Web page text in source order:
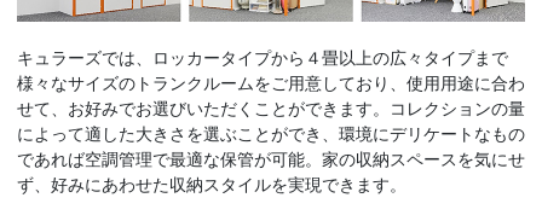
キュラーズでは、ロッカータイプから４畳以上の広々タイプまで
様々なサイズのトランクルームをご用意しており、使用用途に合わ
せて、お好みでお選びいただくことができます。コレクションの量
によって適した大きさを選ぶことができ、環境にデリケートなもの
であれば空調管理で最適な保管が可能。家の収納スペースを気にせ
ず、好みにあわせた収納スタイルを実現できます。